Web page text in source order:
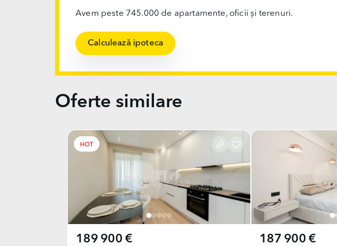
Avem peste 745.000 de apartamente, oficii și terenuri.
Calculează ipoteca
Oferte similare
HOT
189 900 € 187 900 €